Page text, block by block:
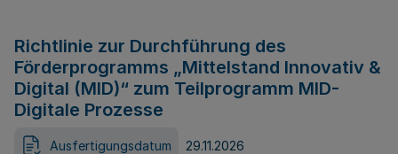
Richtlinie zur Durchführung des
Förderprogramms „Mittelstand Innovativ &
Digital (MID)“ zum Teilprogramm MID-
Digitale Prozesse
Ausfertigungsdatum 29.11.2026